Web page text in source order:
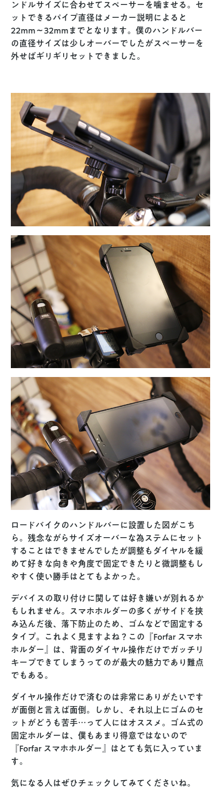
ンドルサイズに合わせてスペーサーを噛ませる。セ
ットできるパイプ直径はメーカー説明によると
22mm〜32mmまでとなります。僕のハンドルバー
の直径サイズは少しオーバーでしたがスペーサーを
外せばギリギリセットできました。
ロードバイクのハンドルバーに設置した図がこち
ら。残念ながらサイズオーバーな為ステムにセット
することはできませんでしたが調整もダイヤルを緩
めて好きな向きや角度で固定できたりと微調整もし
やすく使い勝手はとてもよかった。
デバイスの取り付けに関しては好き嫌いが別れるか
もしれません。スマホホルダーの多くがサイドを挟
み込んだ後、落下防止のため、ゴムなどで固定する
タイプ。これよく見ますよね？この『Forfar スマホ
ホルダー』は、背面のダイヤル操作だけでガッチリ
キープできてしまうってのが最大の魅力であり難点
でもある。
ダイヤル操作だけで済むのは非常にありがたいです
が面倒と言えば面倒。しかし、それ以上にゴムのセ
ットがどうも苦手…って人にはオススメ。ゴム式の
固定ホルダーは、僕もあまり得意ではないので
『Forfar スマホホルダー』はとても気に入っていま
す。
気になる人はぜひチェックしてみてくださいね。